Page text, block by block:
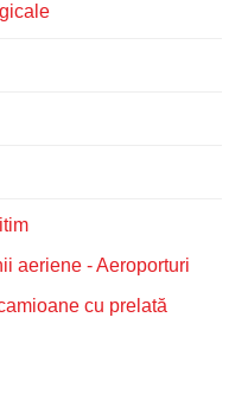
aeriene - Aeroporturi
cu prelată